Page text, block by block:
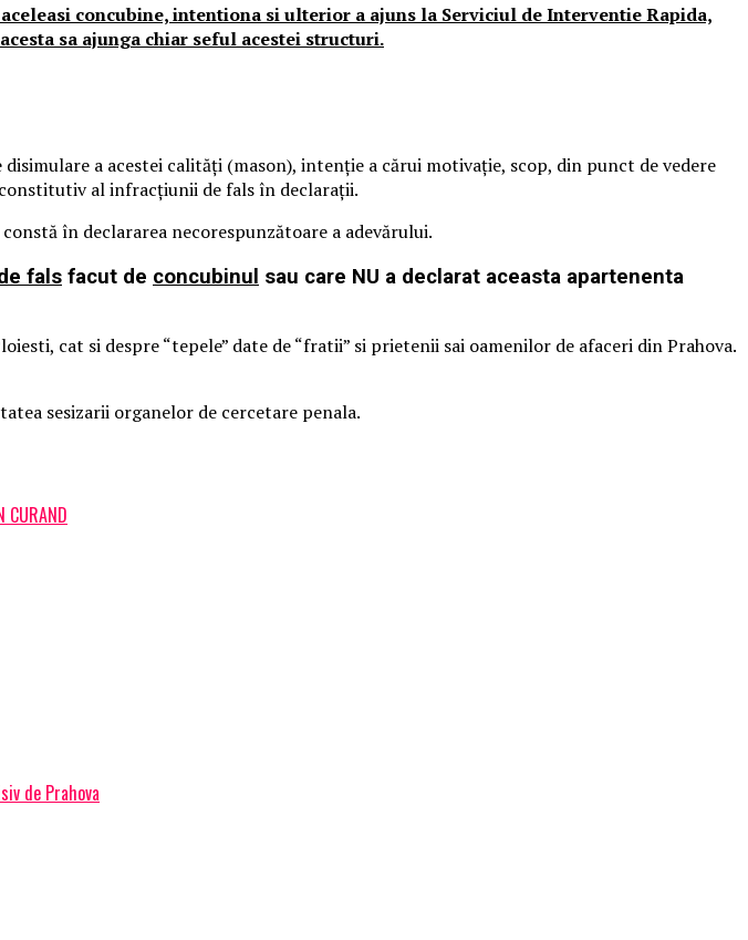
concubine, intentiona si ulterior a ajuns la Serviciul de Interventie Rapida,
sa ajunga chiar seful acestei structuri.
a acestei calităţi (mason), intenţie a cărui motivaţie, scop, din punct de vedere
al infracţiunii de fals în declaraţii.
în declararea necorespunzătoare a adevărului.
fals facut de concubinul sau care NU a declarat aceasta apartenenta
cat si despre “tepele” date de “fratii” si prietenii sai oamenilor de afaceri din Prahova.
sesizarii organelor de cercetare penala.
CURAND
de Prahova